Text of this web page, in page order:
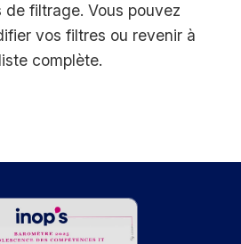
de filtrage. Vous pouvez
vos filtres ou revenir à
complète.